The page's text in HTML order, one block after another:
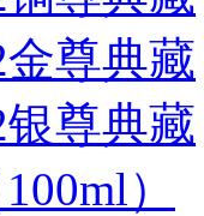
尊典藏
尊典藏
）